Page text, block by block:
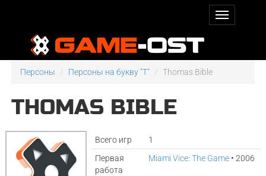
Персоны Персоны на букву "T" Thomas Bible
THOMAS BIBLE
Всего игр
1
Первая
работа
Miami Vice: The Game • 2006